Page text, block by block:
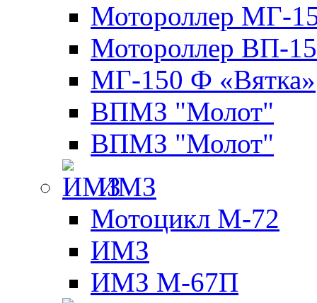
Мотороллер МГ-
Мотороллер ВП-
МГ-150 Ф «Вятка»
ВПМЗ "Молот"
ВПМЗ "Молот"
ИМЗ
Мотоцикл М-72
ИМЗ
ИМЗ М-67П